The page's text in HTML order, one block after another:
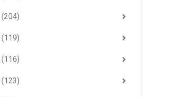
(204)
(119)
(116)
(123)